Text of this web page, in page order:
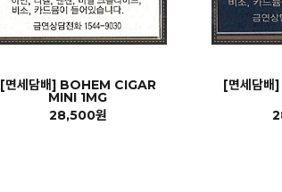
[면세담배] BOHEM CIGAR
MINI 1MG
28,500원
[면세담